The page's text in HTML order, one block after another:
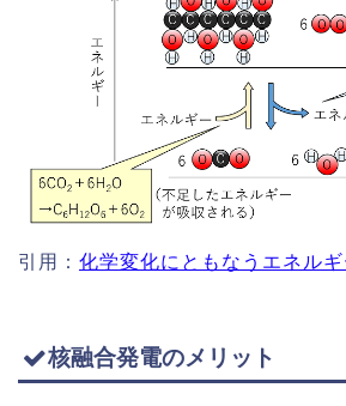
引用： 化学変化にともなうエネル
核融合発電のメリット